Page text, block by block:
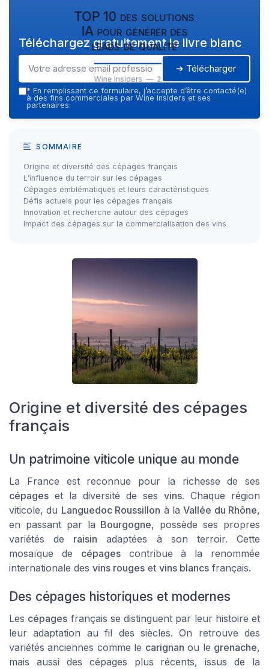
TOP 10 des solutions
IA pour générer des
leads de qualité
Wine Insiders — 2026
Téléchargez gratuitement le livre blanc
➔ Télécharger
* En remplissant ce formulaire, j’accepte d’être contacté(e)
à des fins commerciales par Wine Insiders et ses
partenaires.
SOMMAIRE
Origine et diversité des cépages français
L’influence du terroir sur les cépages
Cépages emblématiques et leurs caractéristiques
Défis actuels pour les cépages français
Innovation et recherche autour des cépages
Impact des cépages sur la commercialisation des vins
Origine et diversité des cépages
français
Un patrimoine viticole unique au monde
La France est reconnue pour la richesse de ses
cépages et la diversité de ses vins. Chaque région
viticole, du Languedoc Roussillon à laVallée du Rhône,
en passant par la Bourgogne, possède ses propres
variétés de raisin adaptées à son terroir. Cette
mosaïque de cépagescontribue à la renommée
internationale des vins rouges et vins blancs français.
Des cépages historiques et modernes
Les cépages français se distinguent par leur histoire et
leur adaptation au fil des siècles. On retrouve des
variétés anciennes comme le carignan ou le grenache,
mais aussi des cépages plus récents, issus de la